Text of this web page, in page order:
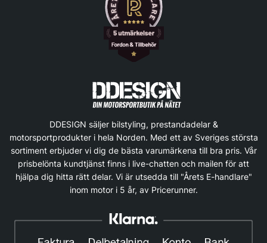
DDESIGN säljer bilstyling, prestandadelar &
motorsportprodukter i hela Norden. Med ett av Sveriges största
sortiment erbjuder vi dig de bästa varumärkena till bra pris. Vår
prisbelönta kundtjänst finns i live-chatten och mailen för att
hjälpa dig hitta rätt delar. Vi är utsedda till "Årets E-handlare"
inom motor i 5 år, av Pricerunner.